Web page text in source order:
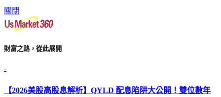
關閉
財富之路，從此展開
-
【2026美股高股息解析】QYLD 配息陷阱大公開！雙位數年